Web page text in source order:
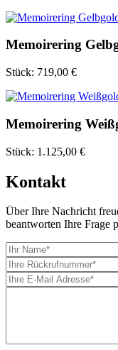
Memoirering
Stück: 719,00 €
Memoirering
Stück: 1.125,00 €
Kontakt
Über Ihre Nachricht
beantworten Ihre Frage